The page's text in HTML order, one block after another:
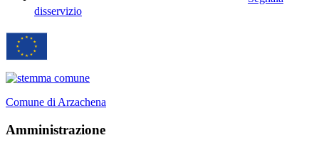
disservizio
Comune di Arzachena
Amministrazione